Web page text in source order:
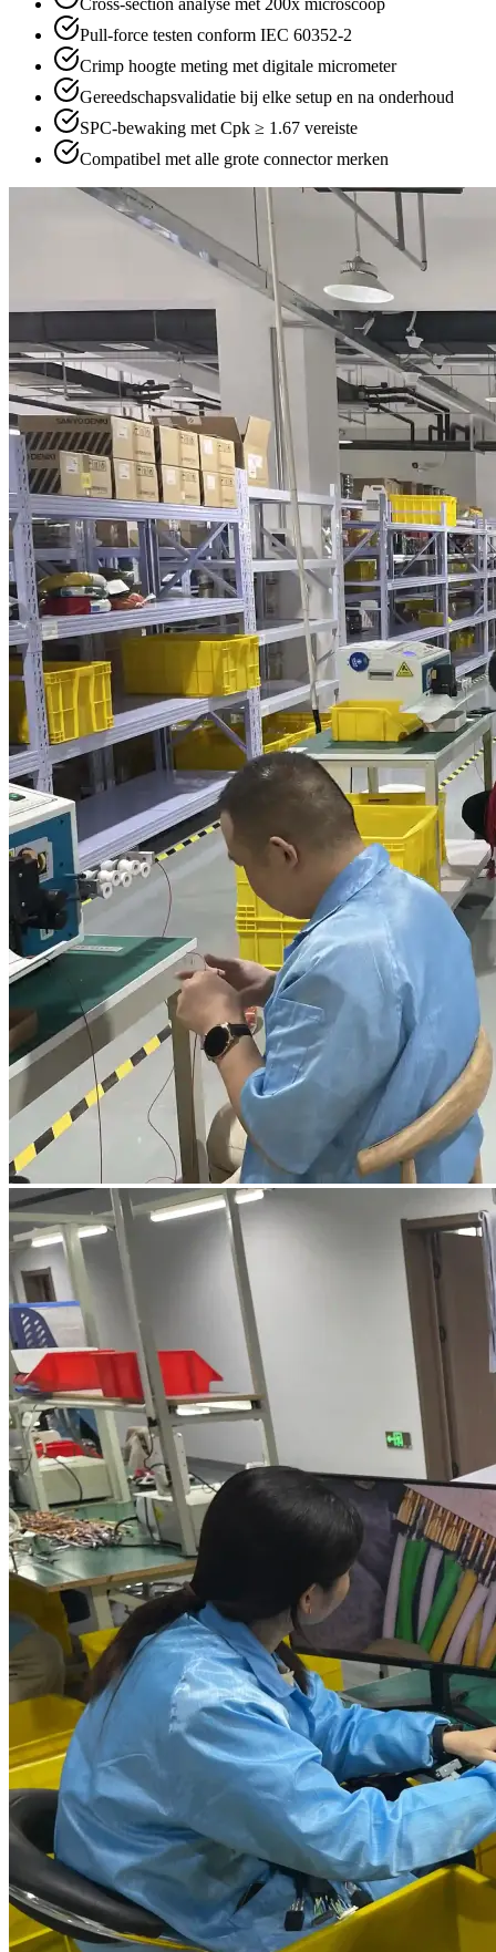
Pull-force testen conform IEC 60352-2
Crimp hoogte meting met digitale micrometer
Gereedschapsvalidatie bij elke setup en na onderhoud
SPC-bewaking met Cpk ≥ 1.67 vereiste
Compatibel met alle grote connector merken